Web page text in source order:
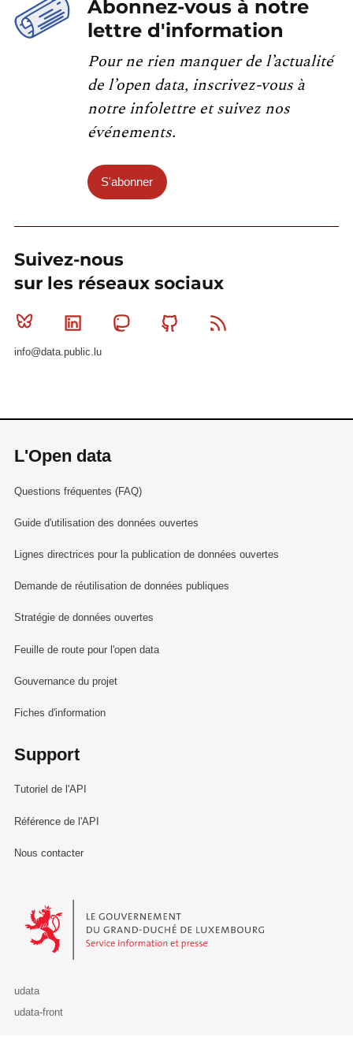
Abonnez-vous à notre
lettre d'information
Pour ne rien manquer de l’actualité
de l’open data, inscrivez-vous à
notre infolettre et suivez nos
événements.
S'abonner
Suivez-nous
sur les réseaux sociaux
Bluesky Linkedin MastodonGithub
info@data.public.lu
L'Open data
Questions fréquentes (FAQ)
Guide d'utilisation des données ouvertes
Lignes directrices pour la publication de données ouvertes
Demande de réutilisation de données publiques
Stratégie de données ouvertes
Feuille de route pour l'open data
Gouvernance du projet
Fiches d'information
Support
Tutoriel de l'API
Référence de l'API
Nous contacter
Le Gouvernement du Grand-Duché de Luxembourg - Service
udata
udata-front